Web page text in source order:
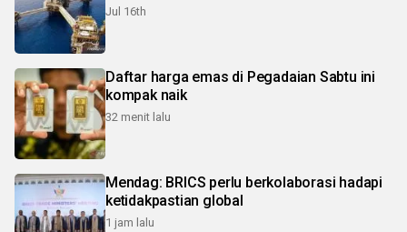
Jul 16th
Daftar harga emas di Pegadaian Sabtu ini
kompak naik
32 menit lalu
Mendag: BRICS perlu berkolaborasi hadapi
ketidakpastian global
1 jam lalu